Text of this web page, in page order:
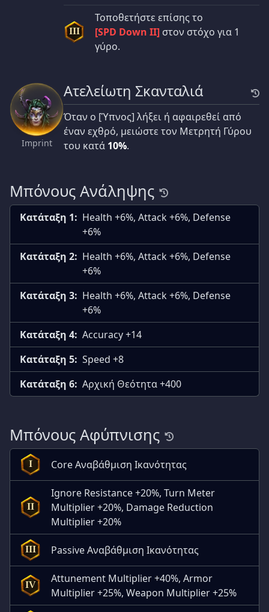
III
Τοποθετήστε επίσης το
[SPD Down II] στον στόχο για 1
γύρο.
Imprint
Ατελείωτη Σκανταλιά
Όταν ο [Ύπνος] λήξει ή αφαιρεθεί από
έναν εχθρό, μειώστε τον Μετρητή Γύρου
του κατά 10%.
Μπόνους Ανάληψης
Κατάταξη 1: Health +6%, Attack +6%, Defense
+6%
Κατάταξη 2: Health +6%, Attack +6%, Defense
+6%
Κατάταξη 3: Health +6%, Attack +6%, Defense
+6%
Κατάταξη 4: Accuracy +14
Κατάταξη 5: Speed +8
Κατάταξη 6: Αρχική Θεότητα +400
Μπόνους Αφύπνισης
I Core Αναβάθμιση Ικανότητας
II
Ignore Resistance +20%, Turn Meter
Multiplier +20%, Damage Reduction
Multiplier +20%
III Passive Αναβάθμιση Ικανότητας
IV
Attunement Multiplier +40%, Armor
Multiplier +25%, Weapon Multiplier +25%